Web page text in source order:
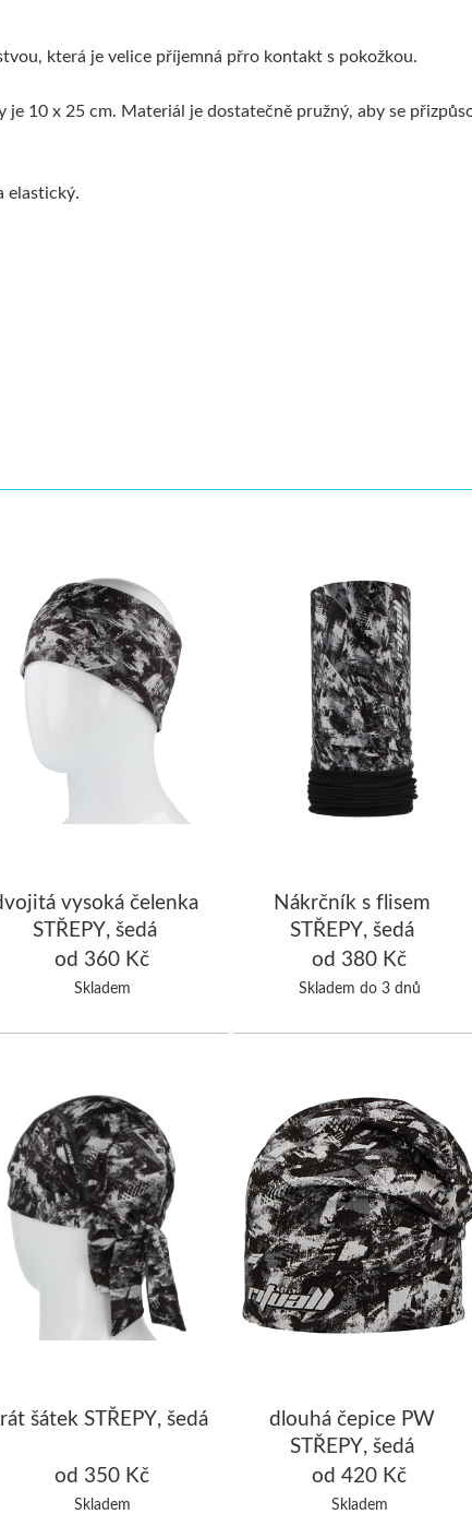
která je velice příjemná přro kontakt s pokožkou.
je 10 x 25 cm. Materiál je dostatečně pružný, aby se
vysoká čelenka
STŘEPY, šedá
od 360 Kč
Skladem
Nákrčník s flisem
STŘEPY, šedá
od 380 Kč
Skladem do 3 dnů
šátek STŘEPY, šedá
od 350 Kč
Skladem
dlouhá čepice PW
STŘEPY, šedá
od 420 Kč
Skladem